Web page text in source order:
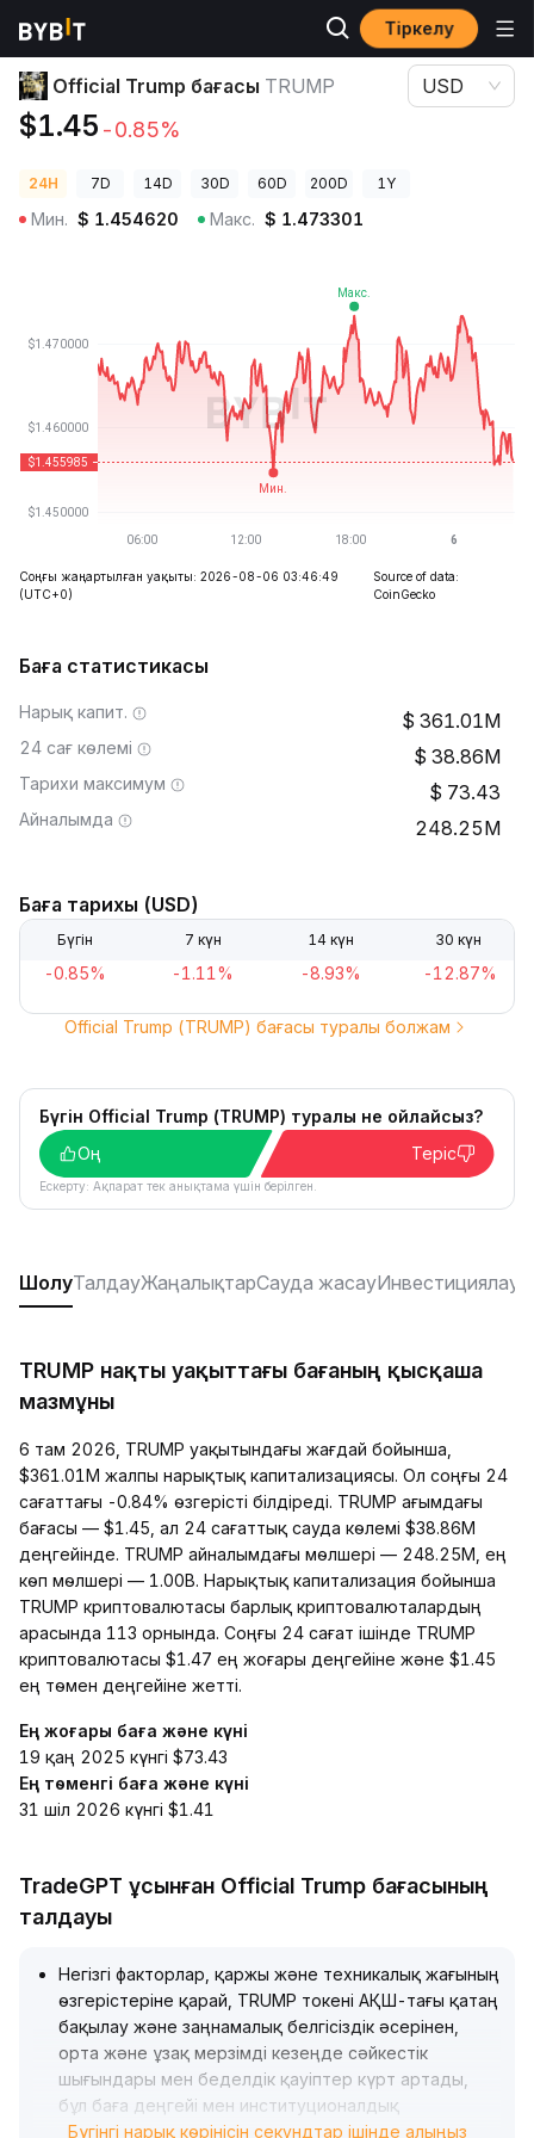
Тіркелу
Криптовалюта бағалары Official Trump бағасы TRUMP
Official Trump бағасы TRUMP
$1.45 -0.85%
USD
24H 7D 14D 30D 60D 200D 1Y
Мин. $ 1.454620 Макс. $ 1.473301
Соңғы жаңартылған уақыты: 2026-08-06 03:46:49
(UTC+0)
Source of data:
CoinGecko
Баға статистикасы
Нарық капит. 361.01M
24 сағ көлемі 38.86M
Тарихи максимум 73.43
Айналымда 248.25M
Баға тарихы (USD)
Бүгін 7 күн 14 күн 30 күн
-0.85% -1.11% -8.93% -12.87%
Official Trump (TRUMP) бағасы туралы болжам
Бүгін Official Trump (TRUMP) туралы не ойлайсыз?
Оң
Теріс
Ескерту: Ақпарат тек анықтама үшін берілген.
ШолуТалдауЖаңалықтарСауда жасауИнвестициялау
TRUMP нақты уақыттағы бағаның қысқаша
мазмұны
6 там 2026, TRUMP уақытындағы жағдай бойынша,
$361.01M жалпы нарықтық капитализациясы. Ол соңғы 24
сағаттағы -0.84% өзгерісті білдіреді. TRUMP ағымдағы
бағасы — $1.45, ал 24 сағаттық сауда көлемі $38.86M
деңгейінде. TRUMP айналымдағы мөлшері — 248.25M, ең
көп мөлшері — 1.00B. Нарықтық капитализация бойынша
TRUMP криптовалютасы барлық криптовалюталардың
арасында 113 орнында. Соңғы 24 сағат ішінде TRUMP
криптовалютасы $1.47 ең жоғары деңгейіне және $1.45
ең төмен деңгейіне жетті.
Ең жоғары баға және күні
19 қаң 2025 күнгі $73.43
Ең төменгі баға және күні
31 шіл 2026 күнгі $1.41
TradeGPT ұсынған Official Trump бағасының
талдауы
Негізгі факторлар, қаржы және техникалық жағының
өзгерістеріне қарай, TRUMP токені АҚШ-тағы қатаң
бақылау және заңнамалық белгісіздік әсерінен,
орта және ұзақ мерзімді кезеңде сәйкестік
шығындары мен беделдік қауіптер күрт артады,
бұл баға деңгейі мен институционалдық
орналастыруға қызығушылықты төмендетеді.
Бүгінгі нарық көрінісін секундтар ішінде алыңыз